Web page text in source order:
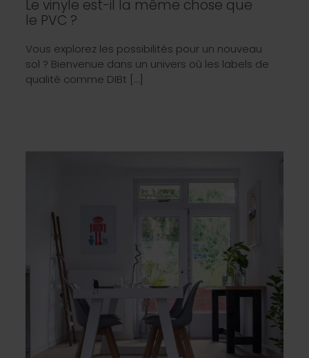
Le vinyle est-il la même chose que
le PVC ?
Vous explorez les possibilités pour un nouveau
sol ? Bienvenue dans un univers où les labels de
qualité comme DIBt […]